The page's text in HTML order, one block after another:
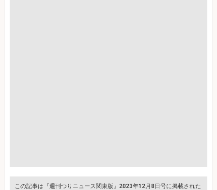
この記事は『週刊つりニュース関東版』2023年12月8日号に掲載された